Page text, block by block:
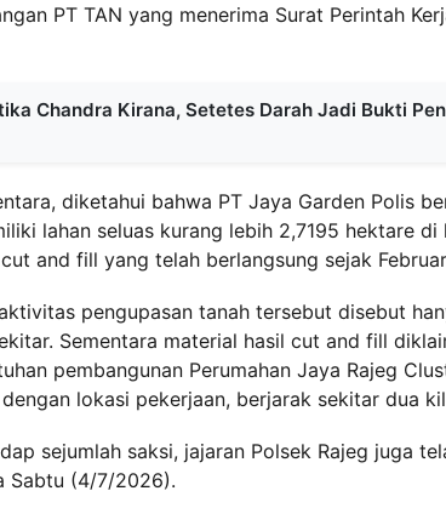
PT TAN yang menerima Surat Perintah
Chandra Kirana, Setetes Darah Jadi Bukti
diketahui bahwa PT Jaya Garden Polis
lahan seluas kurang lebih 2,7195 hektare
and fill yang telah berlangsung sejak
pengupasan tanah tersebut disebut
Sementara material hasil cut and fill
pembangunan Perumahan Jaya Rajeg
lokasi pekerjaan, berjarak sekitar dua
sejumlah saksi, jajaran Polsek Rajeg juga
Sabtu (4/7/2026).